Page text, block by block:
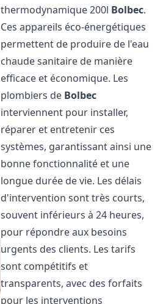
thermodynamique 200l Bolbec.
Ces appareils éco-énergétiques
permettent de produire de l'eau
chaude sanitaire de manière
efficace et économique. Les
plombiers de Bolbec
interviennent pour installer,
réparer et entretenir ces
systèmes, garantissant ainsi une
bonne fonctionnalité et une
longue durée de vie. Les délais
d'intervention sont très courts,
souvent inférieurs à 24 heures,
pour répondre aux besoins
urgents des clients. Les tarifs
sont compétitifs et
transparents, avec des forfaits
pour les interventions